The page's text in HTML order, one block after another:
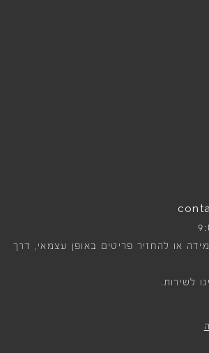
או להחזיר פריטים באופן עצמאי, דרך
לשירות.